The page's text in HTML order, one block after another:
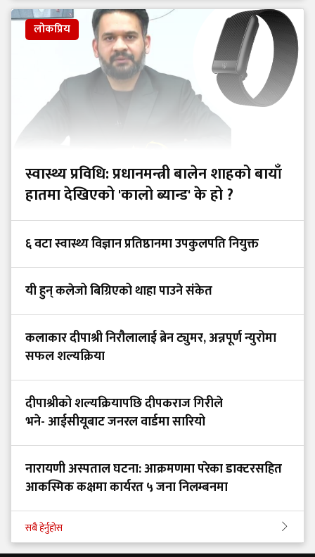
लोकप्रिय
स्वास्थ्य प्रविधि: प्रधानमन्त्री बालेन शाहको बायाँ
हातमा देखिएको 'कालो ब्यान्ड' के हो ?
६ वटा स्वास्थ्य विज्ञान प्रतिष्ठानमा उपकुलपति नियुक्त
यी हुन् कलेजो बिग्रिएको थाहा पाउने संकेत
कलाकार दीपाश्री निरौलालाई ब्रेन ट्युमर, अन्नपूर्ण न्युरोमा
सफल शल्यक्रिया
दीपाश्रीको शल्यक्रियापछि दीपकराज गिरीले
भने- आईसीयूबाट जनरल वार्डमा सारियो
नारायणी अस्पताल घटना: आक्रमणमा परेका डाक्टरसहित
आकस्मिक कक्षमा कार्यरत ५ जना निलम्बनमा
सबै हेर्नुहोस